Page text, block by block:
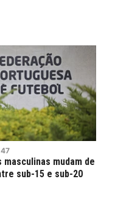
mudam de
sub-15 e sub-20